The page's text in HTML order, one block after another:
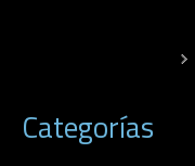
Categorías